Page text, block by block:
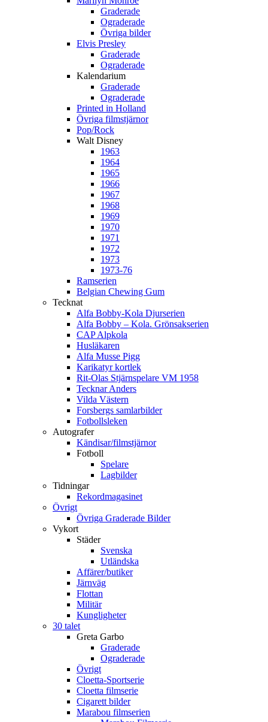
Graderade
Ograderade
Övriga bilder
Elvis Presley
Graderade
Ograderade
Kalendarium
Graderade
Ograderade
Printed in Holland
Övriga filmstjärnor
Pop/Rock
Walt Disney
1963
1964
1965
1966
1967
1968
1969
1970
1971
1972
1973
1973-76
Ramserien
Belgian Chewing Gum
Tecknat
Alfa Bobby-Kola Djurserien
Alfa Bobby – Kola. Grönsakserien
CAP Alpkola
Husläkaren
Alfa Musse Pigg
Karikatyr kortlek
Rit-Olas Stjärnspelare VM 1958
Tecknar Anders
Vilda Västern
Forsbergs samlarbilder
Fotbollsleken
Autografer
Kändisar/filmstjärnor
Fotboll
Spelare
Lagbilder
Tidningar
Rekordmagasinet
Övrigt
Övriga Graderade Bilder
Vykort
Städer
Svenska
Utländska
Affärer/butiker
Järnväg
Flottan
Militär
Kungligheter
30 talet
Greta Garbo
Graderade
Ograderade
Övrigt
Cloetta-Sportserie
Cloetta filmserie
Cigarett bilder
Marabou filmserien